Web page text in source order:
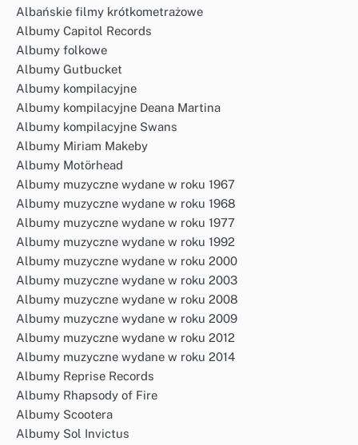
Albańskie filmy krótkometrażowe
Albumy Capitol Records
Albumy folkowe
Albumy Gutbucket
Albumy kompilacyjne
Albumy kompilacyjne Deana Martina
Albumy kompilacyjne Swans
Albumy Miriam Makeby
Albumy Motörhead
Albumy muzyczne wydane w roku 1967
Albumy muzyczne wydane w roku 1968
Albumy muzyczne wydane w roku 1977
Albumy muzyczne wydane w roku 1992
Albumy muzyczne wydane w roku 2000
Albumy muzyczne wydane w roku 2003
Albumy muzyczne wydane w roku 2008
Albumy muzyczne wydane w roku 2009
Albumy muzyczne wydane w roku 2012
Albumy muzyczne wydane w roku 2014
Albumy Reprise Records
Albumy Rhapsody of Fire
Albumy Scootera
Albumy Sol Invictus